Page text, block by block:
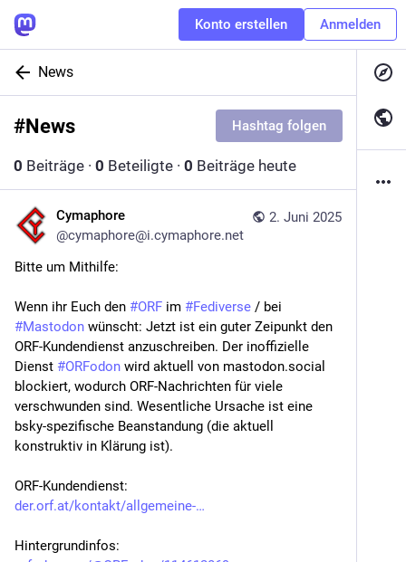
Konto erstellen Anmelden
News
#News Hashtag folgen
0 Beiträge · 0 Beteiligte · 0 Beiträge heute
2. Juni 2025
Cymaphore
@cymaphore@i.cymaphore.net
Bitte um Mithilfe:
Wenn ihr Euch den #ORF im #Fediverse
#Mastodon wünscht: Jetzt ist ein guter Zeipunkt den
ORF-Kundendienst anzuschreiben. Der inoffizielle
Dienst #ORFodon wird aktuell von mastodon.social
blockiert, wodurch ORF-Nachrichten für viele
verschwunden sind. Wesentliche Ursache ist eine
bsky-spezifische Beanstandung (die aktuell
konstruktiv in Klärung ist).
ORF-Kundendienst:
der.orf.at/kontakt/allgemeine-
Hintergrundinfos: